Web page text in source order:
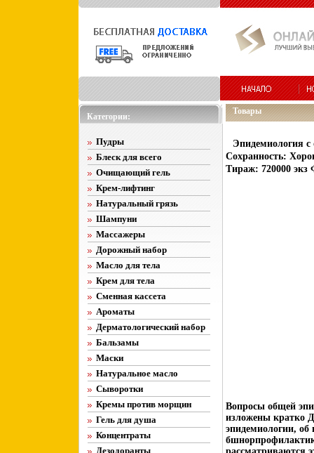
Категории:
Пудры
Блеск для всего
Очищающий гель
Крем-лифтинг
Натуральный грязь
Шампуни
Массажеры
Дорожный набор
Масло для тела
Крем для тела
Сменная кассета
Ароматы
Дерматологический набор
Бальзамы
Маски
Натуральное масло
Сыворотки
Кремы против морщин
Гель для душа
Концентраты
Дезодоранты
Товары
Эпидемиология с
Сохранность:
Тираж: 720000 экз
Вопросы общей
изложены кратко
эпидемиологии, об